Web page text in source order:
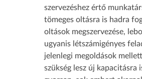
szervezéshez értő
tömeges oltásra is hadra
oltások megszervezése,
ugyanis létszámigényes
jelenlegi megoldások
szükség lesz új kapacitásra